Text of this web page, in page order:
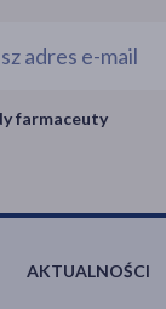
farmaceuty
AKTUALNOŚCI